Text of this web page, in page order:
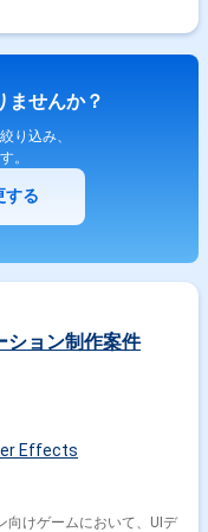
ませんか？
り込み、
。
する
ション制作案件
Effects
向けゲームにおいて、UIデ